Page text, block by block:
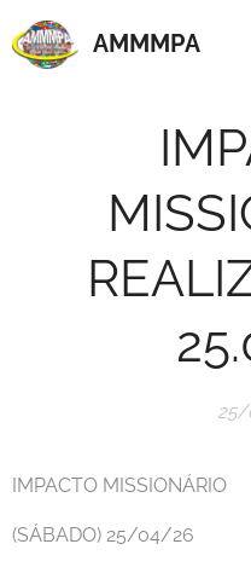
AMMMPA
IMPACTO MISSIONÁRIO
(SÁBADO) 25/04/26